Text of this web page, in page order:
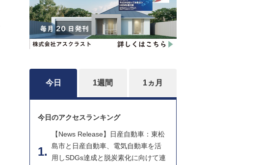
今日 1週間 1ヵ月
今日のアクセスランキング
【News Release】日産自動車：東松
島市と日産自動車、電気自動車を活
用しSDGs達成と脱炭素化に向けて連